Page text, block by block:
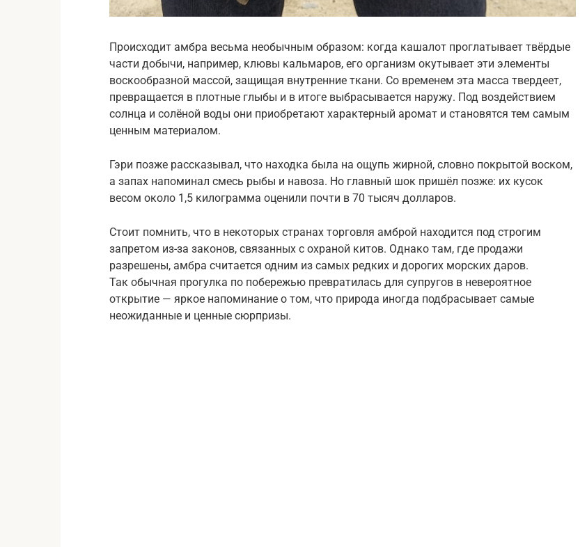
Происходит амбра весьма необычным образом: когда кашалот проглатывает твёрдые
части добычи, например, клювы кальмаров, его организм окутывает эти элементы
воскообразной массой, защищая внутренние ткани. Со временем эта масса твердеет,
превращается в плотные глыбы и в итоге выбрасывается наружу. Под воздействием
солнца и солёной воды они приобретают характерный аромат и становятся тем самым
ценным материалом.
Гэри позже рассказывал, что находка была на ощупь жирной, словно покрытой воском,
а запах напоминал смесь рыбы и навоза. Но главный шок пришёл позже: их кусок
весом около 1,5 килограмма оценили почти в 70 тысяч долларов.
Стоит помнить, что в некоторых странах торговля амброй находится под строгим
запретом из-за законов, связанных с охраной китов. Однако там, где продажи
разрешены, амбра считается одним из самых редких и дорогих морских даров.
Так обычная прогулка по побережью превратилась для супругов в невероятное
открытие — яркое напоминание о том, что природа иногда подбрасывает самые
неожиданные и ценные сюрпризы.